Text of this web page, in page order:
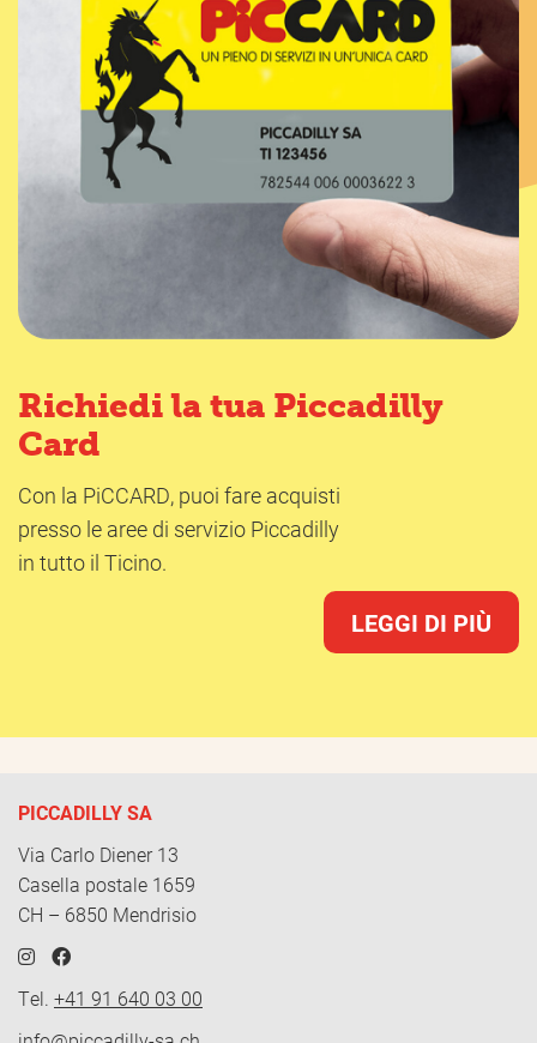
Richiedi la tua Piccadilly
Card
Con la PiCCARD, puoi fare acquisti
presso le aree di servizio Piccadilly
in tutto il Ticino.
LEGGI DI PIÙ
PICCADILLY SA
Via Carlo Diener 13
Casella postale 1659
CH – 6850 Mendrisio
Tel. +41 91 640 03 00